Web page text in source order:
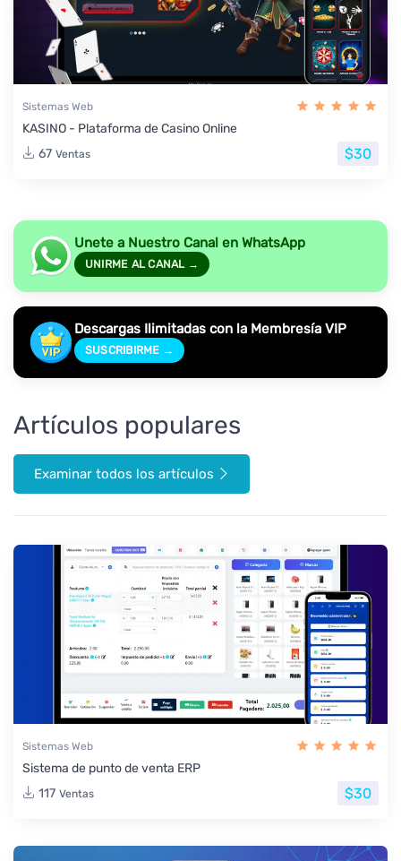
Sistemas Web
KASINO - Plataforma de Casino Online
67 Ventas $30
Unete a Nuestro Canal en WhatsApp
UNIRME AL CANAL →
Descargas Ilimitadas con la Membresía VIP
SUSCRIBIRME →
Artículos populares
Examinar todos los artículos
Sistemas Web
Sistema de punto de venta ERP
117 Ventas $30